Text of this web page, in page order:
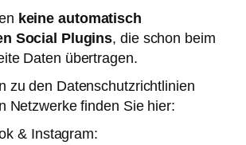
keine automatisch
Social Plugins, die schon beim
Daten übertragen.
zu den Datenschutzrichtlinien
Netzwerke finden Sie hier:
& Instagram: